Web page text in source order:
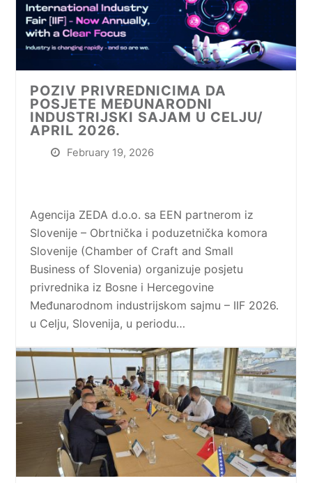
POZIV PRIVREDNICIMA DA
POSJETE MEĐUNARODNI
INDUSTRIJSKI SAJAM U CELJU/
APRIL 2026.
February 19, 2026
Agencija ZEDA d.o.o. sa EEN partnerom iz
Slovenije – Obrtnička i poduzetnička komora
Slovenije (Chamber of Craft and Small
Business of Slovenia) organizuje posjetu
privrednika iz Bosne i Hercegovine
Međunarodnom industrijskom sajmu – IIF 2026.
u Celju, Slovenija, u periodu…